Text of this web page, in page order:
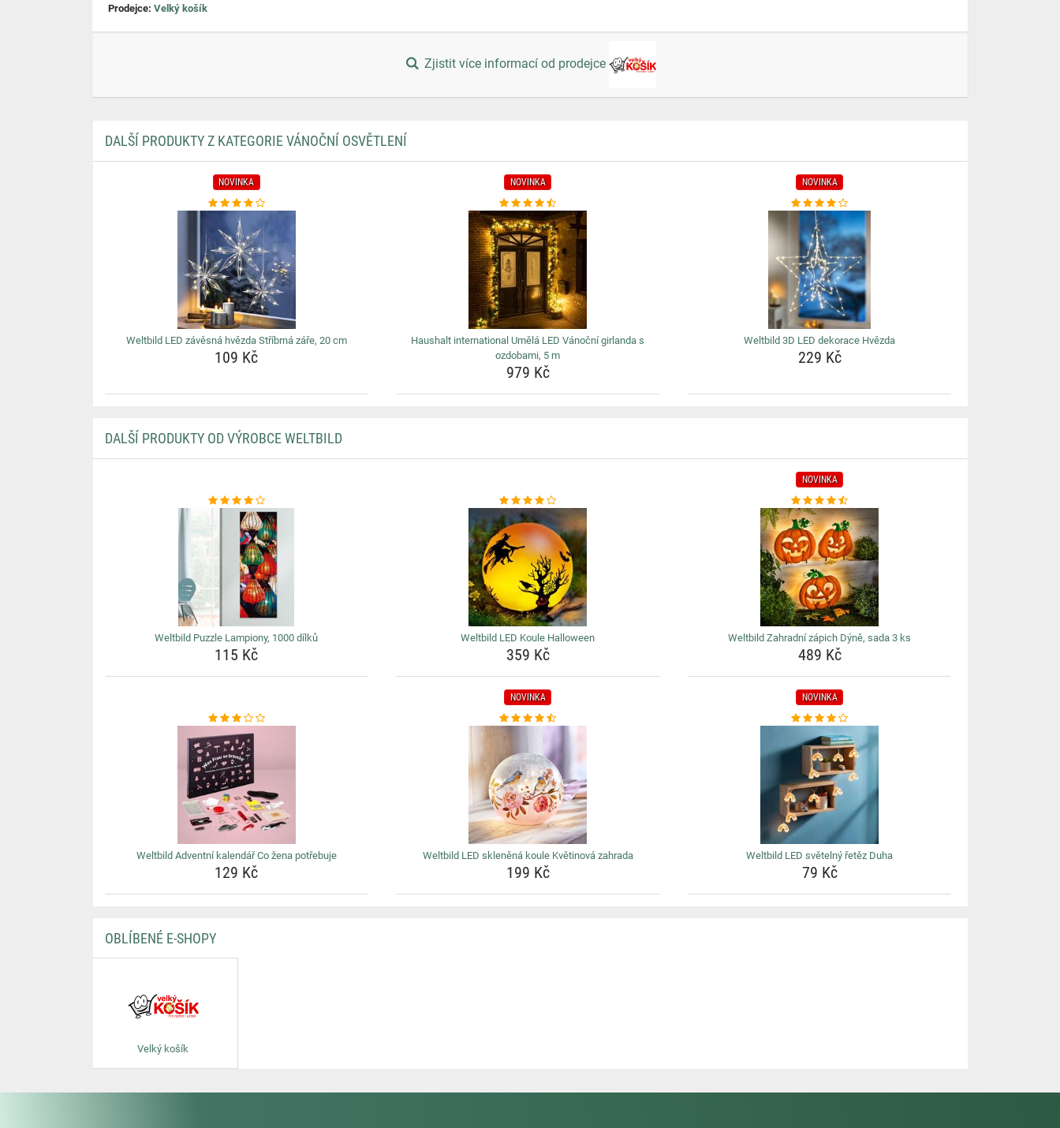
Prodejce: Velký košík
Zjistit více informací od prodejce
DALŠÍ PRODUKTY Z KATEGORIE VÁNOČNÍ OSVĚTLENÍ
NOVINKA
Weltbild LED závěsná hvězda Stříbrná záře, 20 cm
109 Kč
NOVINKA
Haushalt international Umělá LED Vánoční girlanda s
ozdobami, 5 m
979 Kč
NOVINKA
Weltbild 3D LED dekorace Hvězda
229 Kč
DALŠÍ PRODUKTY OD VÝROBCE WELTBILD
Weltbild Puzzle Lampiony, 1000 dílků
115 Kč
Weltbild LED Koule Halloween
359 Kč
NOVINKA
Weltbild Zahradní zápich Dýně, sada 3 ks
489 Kč
Weltbild Adventní kalendář Co žena potřebuje
129 Kč
NOVINKA
Weltbild LED skleněná koule Květinová zahrada
199 Kč
NOVINKA
Weltbild LED světelný řetěz Duha
79 Kč
OBLÍBENÉ E-SHOPY
Velký košík